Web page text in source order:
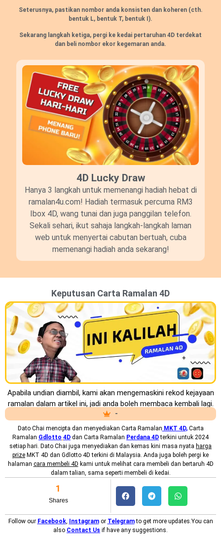
Seterusnya, pastikan nombor anda konsisten dan koheren (cth.
bentuk L, bentuk T, bentuk I).
Sekarang langkah ketiga, pergi ke kedai pertaruhan 4D terdekat
dan beli nombor ekor kegemaran anda.
4D Lucky Draw​
Hanya 3 langkah untuk memenangi hadiah hebat di
ramalan4u.com! Hadiah termasuk percuma RM3
Ibox 4D, wang tunai dan juga panggilan telefon.
Sekali sehari, ikut sahaja langkah-langkah laman
web untuk menyertai cabutan bertuah, cuba
memenangi hadiah anda sekarang!
Keputusan Carta Ramalan 4D
Apabila undian diambil, kami akan mengemaskini rekod kejayaan
ramalan dalam artikel ini, jadi anda boleh membaca kembali lagi.
-
Dato Chai mencipta dan menyediakan Carta Ramalan MKT 4D,Carta
Ramalan Gdlotto 4D dan Carta Ramalan Perdana 4D terkini untuk 2024
setiap hari. Dato Chai juga menyediakan dan kemas kini masa nyata harga
prize MKT 4D dan Gdlotto 4D terkini di Malaysia. Anda juga boleh pergi ke
halaman cara membeli 4D kami untuk melihat cara membeli dan bertaruh 4D
dalam talian, sama seperti membeli di kedai.
Shares
1
Follow our Facebook, Instagramor Telegramto get more updates.You can
also Contact Us if have any suggestions.